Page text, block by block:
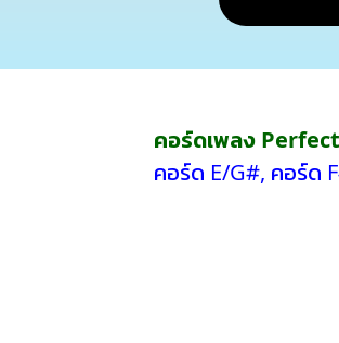
คอร์ดเพลง Perfect
คอร์ด E/G#, คอร์ด